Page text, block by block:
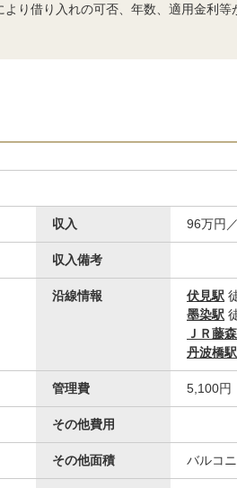
り借り入れの可否、年数、適用金利
収入 96万円
収入備考
沿線情報 伏見駅
墨染駅
ＪＲ藤
丹波橋駅
管理費 5,100円
その他費用
その他面積 バルコ